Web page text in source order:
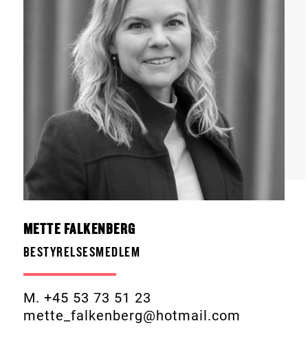
METTE FALKENBERG
BESTYRELSESMEDLEM
M. +45 53 73 51 23
mette_falkenberg@hotmail.com